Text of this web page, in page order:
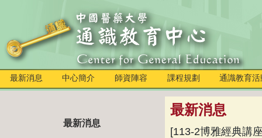
最新消息 中心簡介 師資陣容 課程規劃 通識教育活
最新消息
最新消息
[113-2博雅經典講